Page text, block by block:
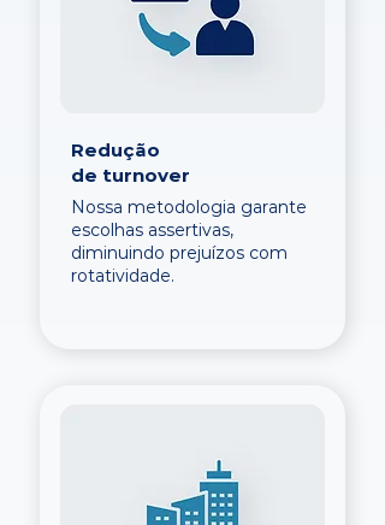
Redução
de turnover
Nossa metodologia garante
escolhas assertivas,
diminuindo prejuízos com
rotatividade.